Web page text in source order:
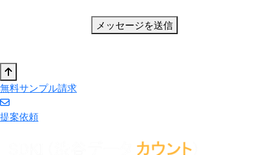
メッセージを送信
無料サンプル請求
提案依頼